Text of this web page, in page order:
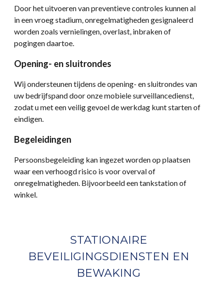
Door het uitvoeren van preventieve controles kunnen al
in een vroeg stadium, onregelmatigheden gesignaleerd
worden zoals vernielingen, overlast, inbraken of
pogingen daartoe.
Opening- en sluitrondes
Wij ondersteunen tijdens de opening- en sluitrondes van
uw bedrijfspand door onze mobiele surveillancedienst,
zodat u met een veilig gevoel de werkdag kunt starten of
eindigen.
Begeleidingen
Persoonsbegeleiding kan ingezet worden op plaatsen
waar een verhoogd risico is voor overval of
onregelmatigheden. Bijvoorbeeld een tankstation of
winkel.
STATIONAIRE
BEVEILIGINGSDIENSTEN EN
BEWAKING